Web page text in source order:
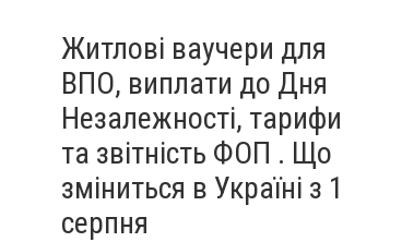
Житлові ваучери для
ВПО, виплати до Дня
Незалежності, тарифи
та звітність ФОП . Що
зміниться в Україні з 1
серпня